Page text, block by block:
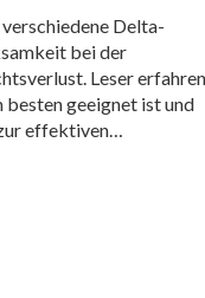
Delta-
bei der
Leser
geeignet ist und
effektiven
ist, Ihnen eine
Ihre Fitnessreise zu